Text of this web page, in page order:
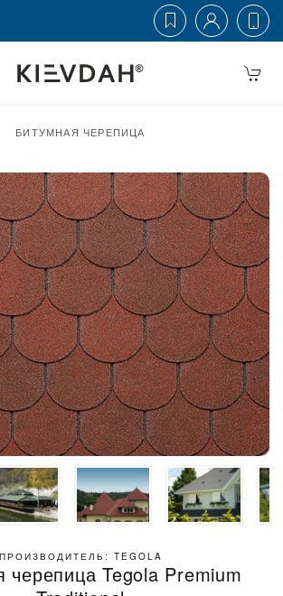
БИТУМНАЯ ЧЕРЕПИЦА
ПРОИЗВОДИТЕЛЬ: TEGOLA
черепица Tegola Premium